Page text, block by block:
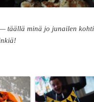
täällä minä jo junailen kohti